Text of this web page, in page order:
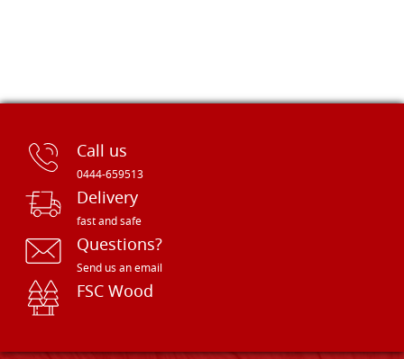
Call us
0444-659513
Delivery
fast and safe
Questions?
Send us an email
FSC Wood